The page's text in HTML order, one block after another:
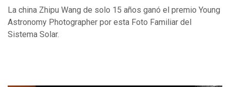
La china Zhipu Wang de solo 15 años ganó el premio Young
Astronomy Photographer por esta Foto Familiar del
Sistema Solar.